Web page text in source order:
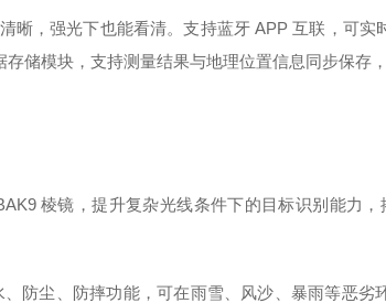
晰，强光下也能看清。支持蓝牙 APP 互联，可实
储模块，支持测量结果与地理位置信息同步保存
棱镜，提升复杂光线条件下的目标识别能力
、防尘、防摔功能，可在雨雪、风沙、暴雨等恶劣